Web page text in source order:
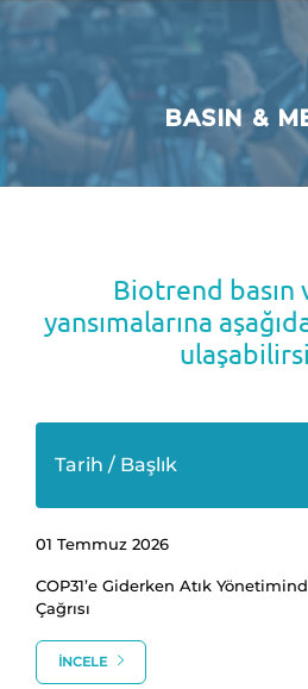
BASIN &
Biotrend basın
yansımalarına
Tarih / Başlık
01 Temmuz 2026
COP31’e Giderken Atık
Çağrısı
İNCELE